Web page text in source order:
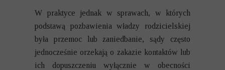
W praktyce jednak w sprawach, w których
podstawą pozbawienia władzy rodzicielskiej
była przemoc lub zaniedbanie, sądy często
jednocześnie orzekają o zakazie kontaktów lub
ich dopuszczeniu wyłącznie w obecności